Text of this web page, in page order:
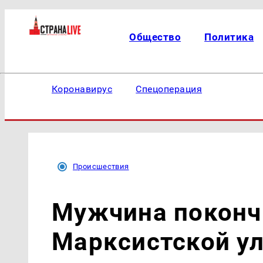
Общество Политика
Коронавирус Спецоперация
Происшествия
Мужчина
Марксистской